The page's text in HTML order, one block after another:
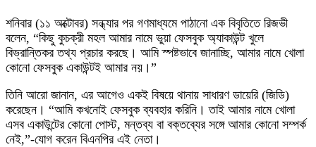
শনিবার (১১ অক্টোবর) সন্ধ্যার পর গণমাধ্যমে পাঠানো এক বিবৃতিতে রিজভী
বলেন, “কিছু কুচক্রী মহল আমার নামে ভুয়া ফেসবুক অ্যাকাউন্ট খুলে
বিভ্রান্তিকর তথ্য প্রচার করছে। আমি স্পষ্টভাবে জানাচ্ছি, আমার নামে খোলা
কোনো ফেসবুক একাউন্টই আমার নয়।”
তিনি আরো জানান, এর আগেও একই বিষয়ে থানায় সাধারণ ডায়েরি (জিডি)
করেছেন। “আমি কখনোই ফেসবুক ব্যবহার করিনি। তাই আমার নামে খোলা
এসব একাউন্টের কোনো পোস্ট, মন্তব্য বা বক্তব্যের সঙ্গে আমার কোনো সম্পর্ক
নেই,”-যোগ করেন বিএনপির এই নেতা।